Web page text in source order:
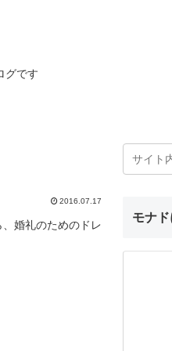
グです
2016.07.17
婚礼のためのドレ
モナ